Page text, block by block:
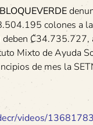
BLOQUEVERDE
colones a
deben
Mixto de Ayuda
de mes la
videos/